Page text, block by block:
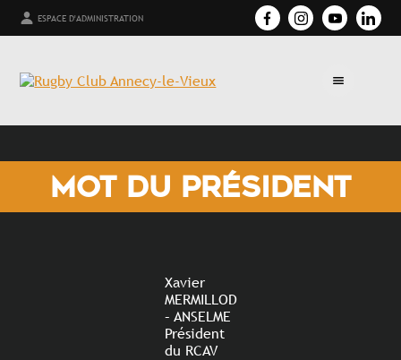
ESPACE D'ADMINISTRATION
MOT DU PRÉSIDENT
Xavier
MERMILLOD
– ANSELME
Président
du RCAV